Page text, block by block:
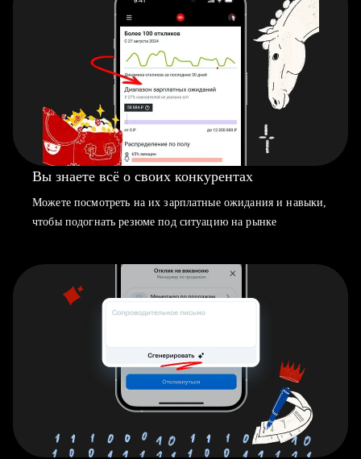
Вы знаете всё о своих конкурентах
Можете посмотреть на их зарплатные ожидания и навыки,
чтобы подогнать резюме под ситуацию на рынке